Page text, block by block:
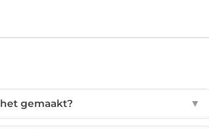
gemaakt? ▼